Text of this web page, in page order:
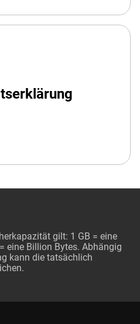
gilt: 1 GB = eine
eine Billion Bytes. Abhängig
kann die tatsächlich